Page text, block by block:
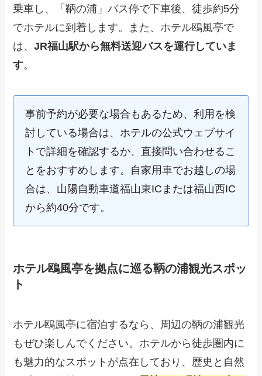
乗車し、「鞆の浦」バス停で下車後、徒歩約5分
でホテルに到着します。また、ホテル鴎風亭で
は、JR福山駅から無料送迎バスを運行していま
す。
事前予約が必要な場合もあるため、利用を検
討している場合は、ホテルの公式ウェブサイ
トで詳細を確認するか、直接問い合わせるこ
とをおすすめします。自家用車でお越しの場
合は、山陽自動車道福山東ICまたは福山西IC
から約40分です。
ホテル鴎風亭を拠点に巡る鞆の浦観光スポッ
ト
ホテル鴎風亭に宿泊するなら、周辺の鞆の浦観光
もぜひ楽しんでください。ホテルから徒歩圏内に
も魅力的なスポットが点在しており、歴史と自然